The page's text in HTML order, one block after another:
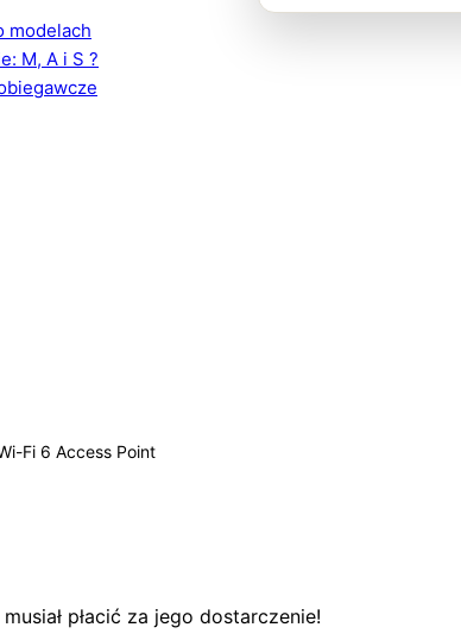
modelach
M, A i S ?
Fi 6 Access Point
płacić za jego dostarczenie!